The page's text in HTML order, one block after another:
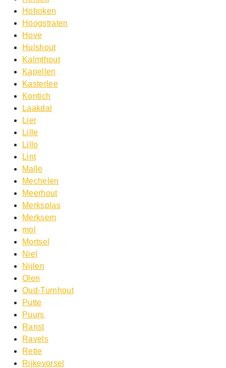
Hoboken
Hoogstraten
Hove
Hulshout
Kalmthout
Kapellen
Kasterlee
Kontich
Laakdal
Lier
Lille
Lillo
Lint
Malle
Mechelen
Meerhout
Merksplas
Merksem
mol
Mortsel
Niel
Nijlen
Olen
Oud-Turnhout
Putte
Puurs
Ranst
Ravels
Retie
Rijkevorsel